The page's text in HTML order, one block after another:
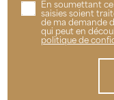
En soumettant
saisies soient
de ma demande
qui peut en
politique de